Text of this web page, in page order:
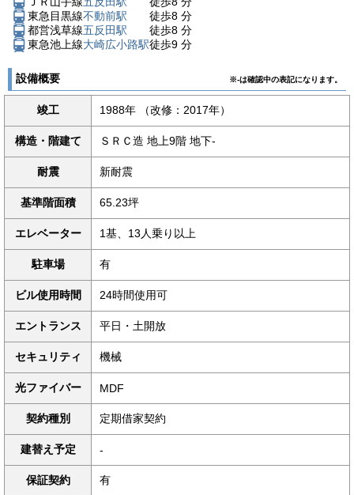
東急目黒線不動前駅 徒歩8 分
都営浅草線五反田駅 徒歩8 分
東急池上線大崎広小路駅徒歩9 分
設備概要 ※-は確認中の表記になります。
竣工 1988年 （改修：2017年）
構造・階建て ＳＲＣ造 地上9階 地下-
耐震 新耐震
基準階面積 65.23坪
エレベーター 1基、13人乗り以上
駐車場 有
ビル使用時間 24時間使用可
エントランス 平日・土開放
セキュリティ 機械
光ファイバー MDF
契約種別 定期借家契約
建替え予定 -
保証契約 有